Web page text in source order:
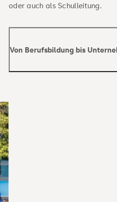
oder auch als Schulleitung.
Von Berufsbildung bis